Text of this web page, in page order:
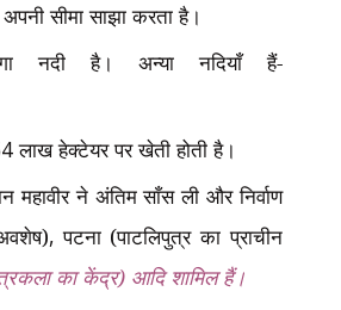
सीमा साझा करता है।
नदी है। अन्या नदियाँ हैं-
लाख हेक्टेयर पर खेती होती है।
महावीर ने अंतिम साँस ली और निर्वाण
,पटना (पाटलिपुत्र का प्राचीन
का केंद्र) आदि शामिल हैं।